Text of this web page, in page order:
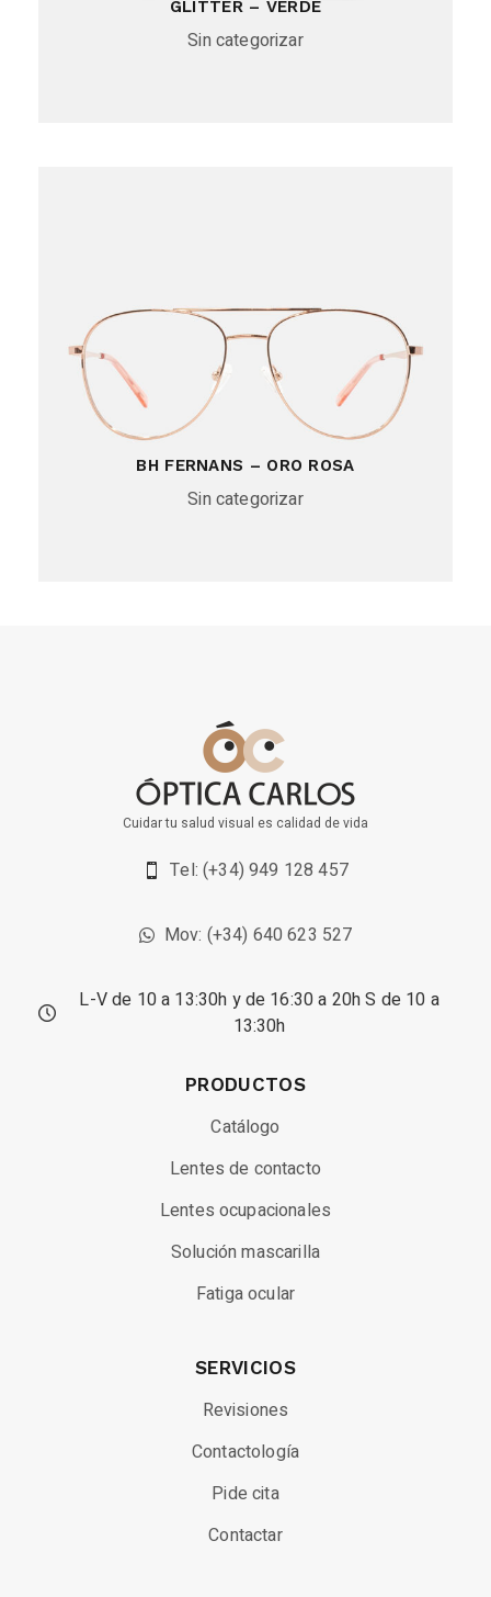
GLITTER – VERDE
Sin categorizar
BH FERNANS – ORO ROSA
Sin categorizar
Cuidar tu salud visual es calidad de vida
Tel: (+34) 949 128 457
Mov: (+34) 640 623 527
L-V de 10 a 13:30h y de 16:30 a 20h S de 10 a
13:30h
PRODUCTOS
Catálogo
Lentes de contacto
Lentes ocupacionales
Solución mascarilla
Fatiga ocular
SERVICIOS
Revisiones
Contactología
Pide cita
Contactar